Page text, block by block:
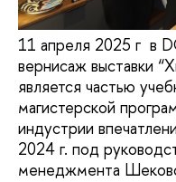
11 апреля 2025 г в
вернисаж выставки
является частью
магистерской
индустрии
2024 г. под
менеджмента